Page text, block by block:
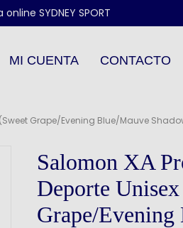
SYDNEY SPORT
MI CUENTA CONTACTO
Grape/Evening Blue/Mauve
Salomon XA
Deporte
Grape/Evening